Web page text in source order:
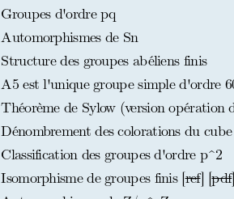
Groupes d'ordre pq
Automorphismes de Sn
Structure des groupes abéliens finis
A5 est l'unique groupe simple d'ordre
Théorème de Sylow (version opération
Dénombrement des colorations du cube
Classification des groupes d'ordre p^2
Isomorphisme de groupes finis [ref] [pdf]